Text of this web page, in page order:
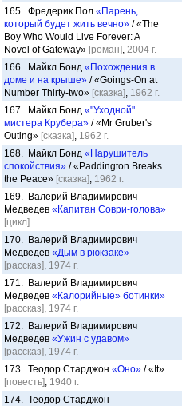
165. Фредерик Пол «Парень,
который будет жить вечно» / «The
Boy Who Would Live Forever: A
Novel of Gateway» [роман], 2004 г.
166. Майкл Бонд «Похождения в
доме и на крыше» / «Goings-On at
Number Thirty-two» [сказка], 1962 г.
167. Майкл Бонд «"Уходной"
мистера Крубера» / «Mr Gruber's
Outing» [сказка], 1962 г.
168. Майкл Бонд «Нарушитель
спокойствия» / «Paddington Breaks
the Peace» [сказка], 1962 г.
169. Валерий Владимирович
Медведев «Капитан Соври-голова»
[цикл]
170. Валерий Владимирович
Медведев «Дым в рюкзаке»
[рассказ], 1974 г.
171. Валерий Владимирович
Медведев «Калорийные» ботинки»
[рассказ], 1974 г.
172. Валерий Владимирович
Медведев «Ужин с удавом»
[рассказ], 1974 г.
173. Теодор Старджон «Оно» / «It»
[повесть], 1940 г.
174. Теодор Старджон